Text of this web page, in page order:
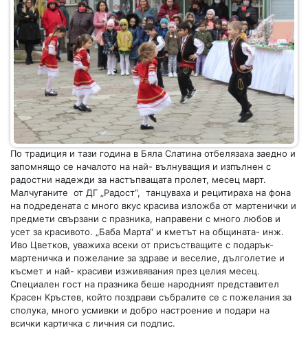
По традиция и тази година в Бяла Слатина отбелязаха заедно и
запомнящо се началото на най- вълнуващия и изпълнен с
радостни надежди за настъпващата пролет, месец март.
Малчуганите от ДГ „Радост“, танцуваха и рецитираха на фона
на подредената с много вкус красива изложба от мартенички и
предмети свързани с празника, направени с много любов и
усет за красивото. „Баба Марта“ и кметът на общината- инж.
Иво Цветков, уважиха всеки от присъстващите с подарък-
мартеничка и пожелание за здраве и веселие, дълголетие и
късмет и най- красиви изживявания през целия месец.
Специален гост на празника беше народният представител
Красен Кръстев, който поздрави събралите се с пожелания за
сполука, много усмивки и добро настроение и подари на
всички картичка с личния си подпис.